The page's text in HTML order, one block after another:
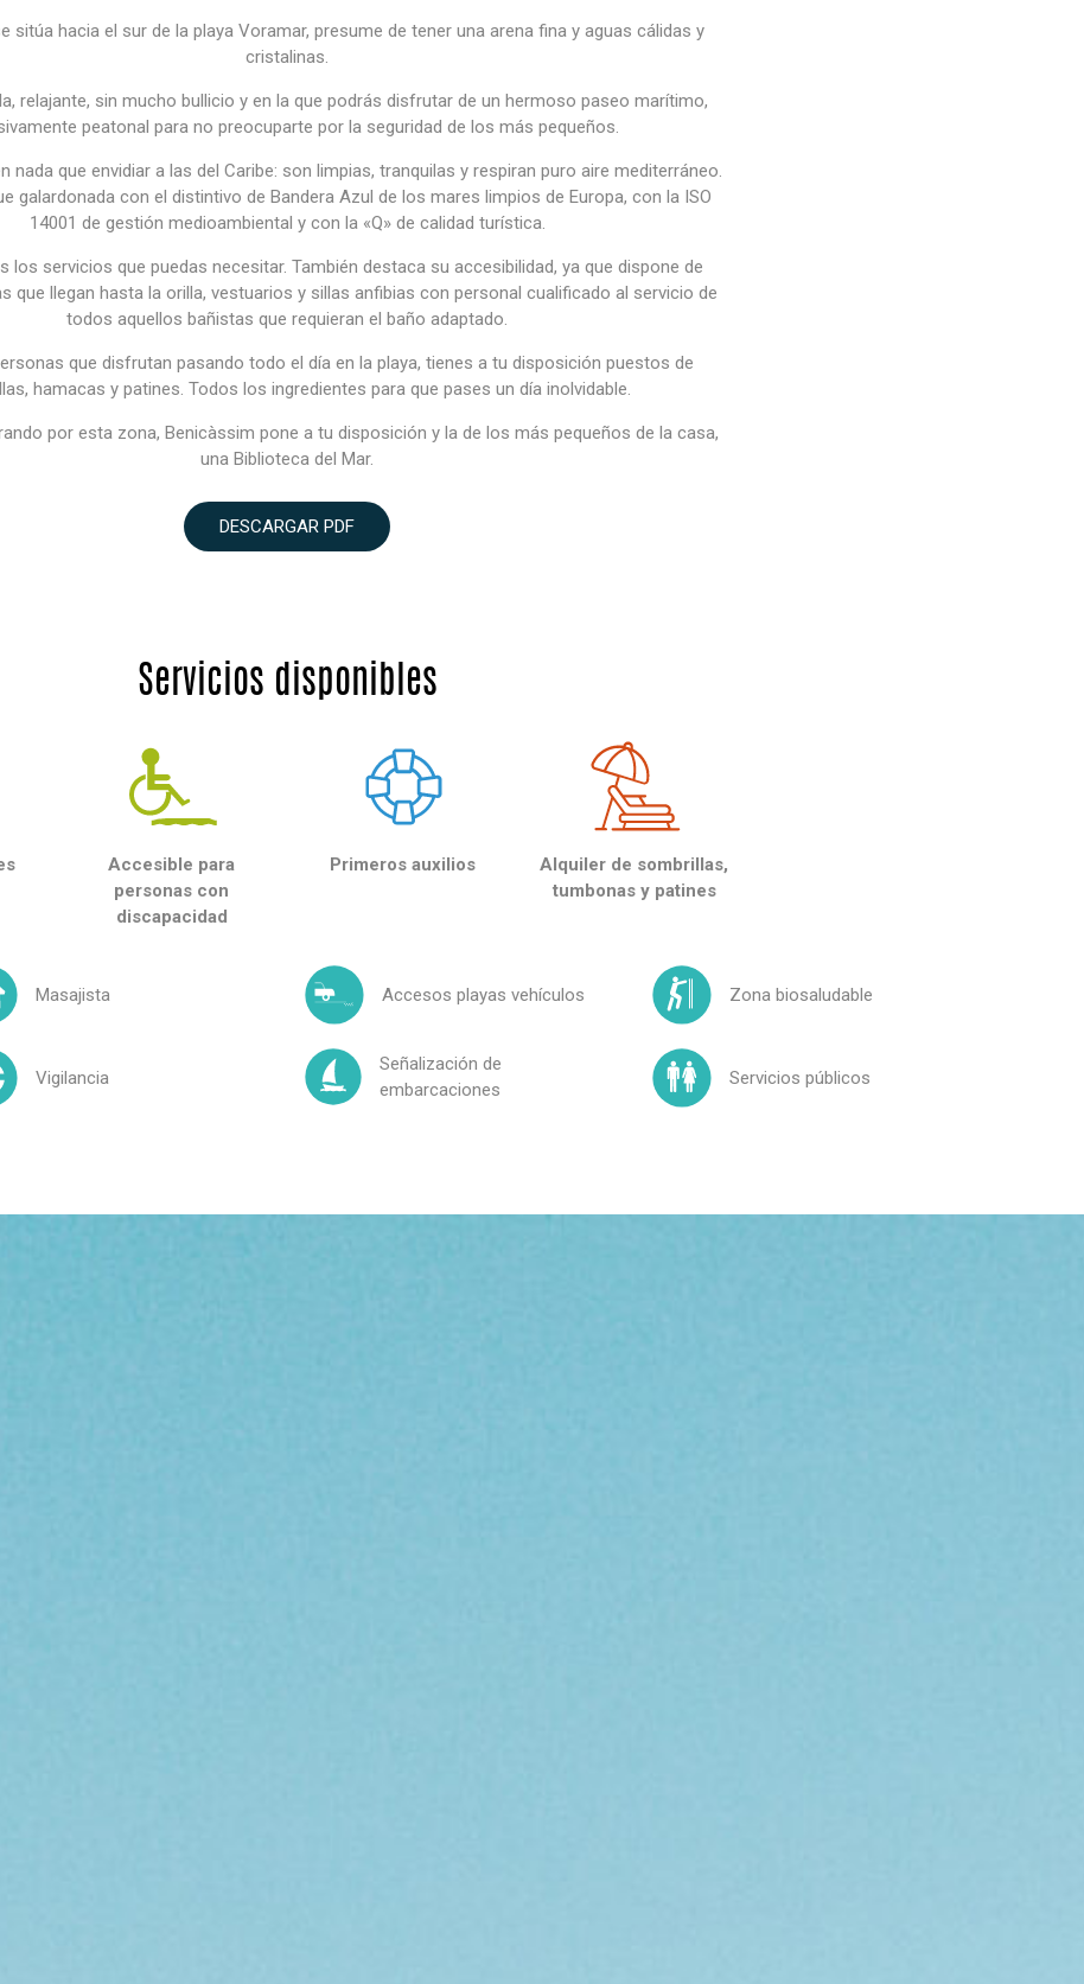
sitúa hacia el sur de la playa Voramar, presume de tener una arena fina y aguas cálidas y
cristalinas.
relajante, sin mucho bullicio y en la que podrás disfrutar de un hermoso paseo marítimo,
peatonal para no preocuparte por la seguridad de los más pequeños.
nada que envidiar a las del Caribe: son limpias, tranquilas y respiran puro aire mediterráneo.
galardonada con el distintivo de Bandera Azul de los mares limpios de Europa, con la ISO
14001 de gestión medioambiental y con la «Q» de calidad turística.
los servicios que puedas necesitar. También destaca su accesibilidad, ya que dispone de
que llegan hasta la orilla, vestuarios y sillas anfibias con personal cualificado al servicio de
todos aquellos bañistas que requieran el baño adaptado.
que disfrutan pasando todo el día en la playa, tienes a tu disposición puestos de
hamacas y patines. Todos los ingredientes para que pases un día inolvidable.
por esta zona, Benicàssim pone a tu disposición y la de los más pequeños de la casa,
una Biblioteca del Mar.
DESCARGAR PDF
Servicios disponibles
Accesible para
personas con
discapacidad
Primeros auxilios
Alquiler de sombrillas,
tumbonas y patines
Masajista Accesos playas vehículos Zona biosaludable
Vigilancia
Señalización de
embarcaciones
Servicios públicos